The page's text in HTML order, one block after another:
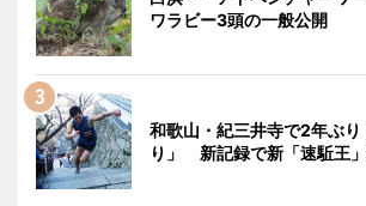
ワラビー3頭の一般公開
和歌山・紀三井寺で2年ぶ
り」 新記録で新「速駈王